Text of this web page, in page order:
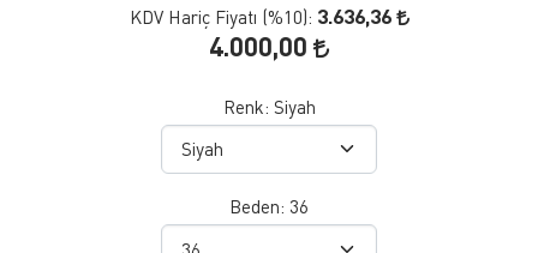
KDV Hariç Fiyatı (%10): 3.636,36
4.000,00
Renk: Siyah
Beden: 36